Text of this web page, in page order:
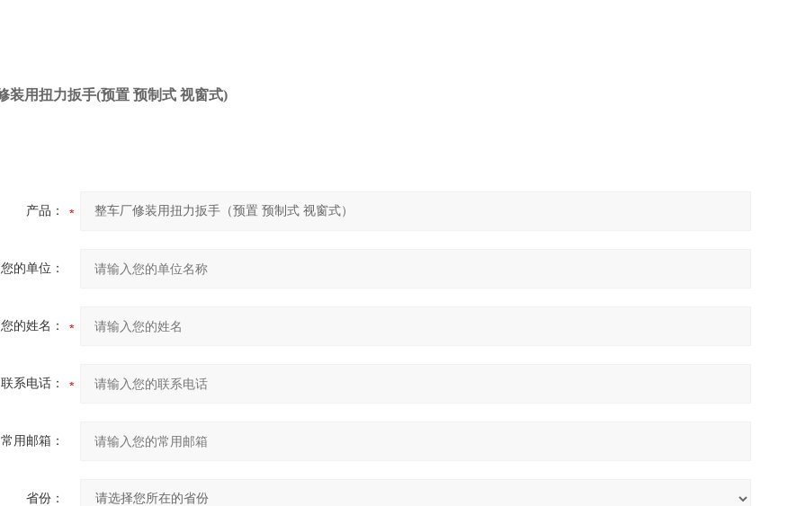
装用扭力扳手(预置 预制式 视窗式)
产品：
您的单位：
您的姓名：
联系电话：
常用邮箱：
省份：